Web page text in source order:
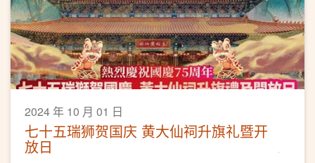
2024 年 10 月 01 日
七十五瑞狮贺国庆 黄大仙祠升旗礼暨开
放日